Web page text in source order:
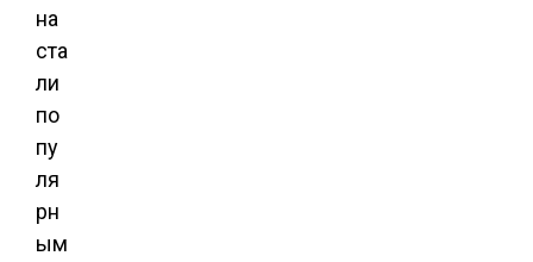
на
ста
ли
по
пу
ля
рн
ым